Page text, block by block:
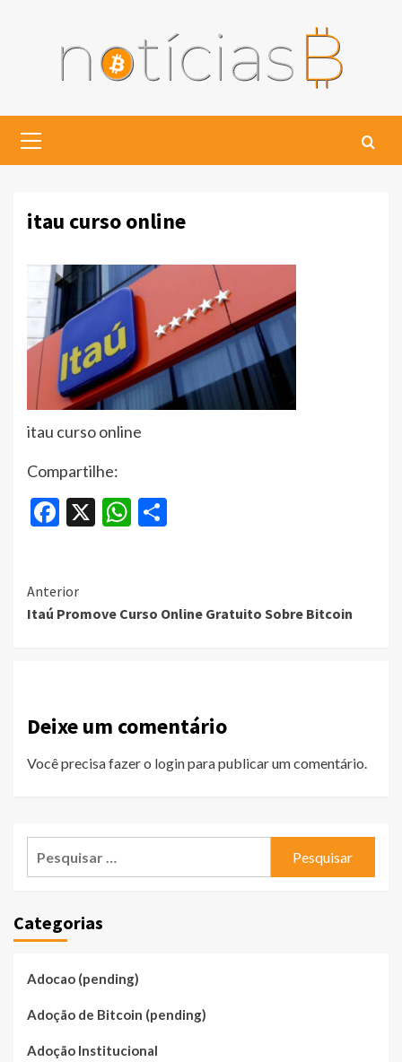
Menu
itau curso online
itau curso online
Compartilhe:
Facebook
X WhatsApp
Continue
Reading
Anterior
Itaú Promove Curso Online Gratuito Sobre Bitcoin
Deixe um comentário
Você precisa fazer o loginpara publicar um comentário.
Categorias
Adocao (pending)
Adoção de Bitcoin (pending)
Adoção Institucional